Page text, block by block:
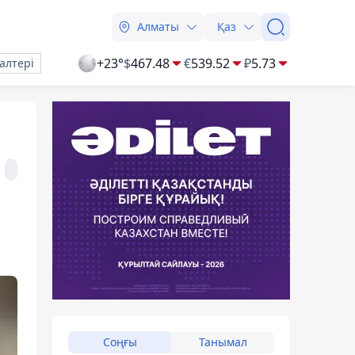
Алматы Қаз
+23°$467.48 €539.52 ₽5.73
Соңғы Танымал